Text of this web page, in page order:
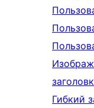
Гибкий